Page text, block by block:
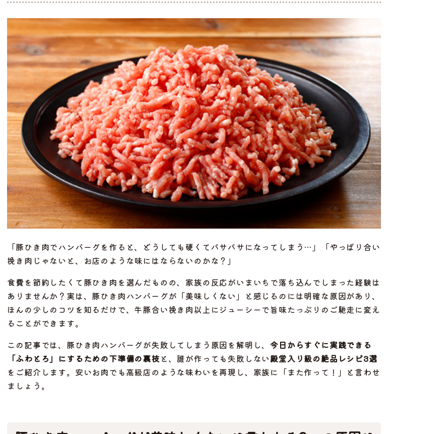
バラ ヒレ こま切れ
・ひき肉
味付け肉
・ホルモン
ソーセージ アイスバイン 惣菜・レトルト
加工品の
ギフト
「豚ひき肉でハンバーグを作ると、どうしても硬くてパサパサになってしまう…」「やっぱり合い
挽き肉じゃないと、お店のような味にはならないのかな？」
食費を節約したくて豚ひき肉を選んだものの、家族の反応がいまいちで落ち込んでしまった経験は
ありませんか？実は、豚ひき肉ハンバーグが「美味しくない」と感じるのには明確な原因があり、
ほんの少しのコツを知るだけで、牛豚合い挽き肉以上にジューシーで旨味たっぷりのご馳走に変え
ることができます。
この記事では、豚ひき肉ハンバーグが失敗してしまう原因を解明し、 今日からすぐに実践できる
「ふわとろ」にするための下準備の裏技と、誰が作っても失敗しない殿堂入り級の絶品レシピ3選
をご紹介します。安いお肉でも高級店のような味わいを再現し、家族に「また作って！」と言わせ
ましょう。